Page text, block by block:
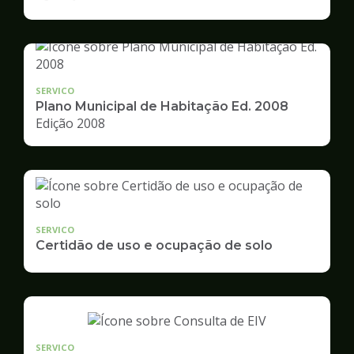
Desenvolvimento
Urbano
SERVICO
Plano Municipal de Habitação Ed. 2008
Edição 2008
SERVICO
Certidão de uso e ocupação de solo
SERVICO